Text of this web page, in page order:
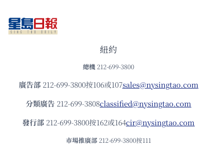
紐約
總機 212-699-3800
廣告部212-699-3800按106或107sales@nysingtao.com
分類廣告 212-699-3808classified@nysingtao.com
發⾏部 212-699-3800按162或164cir@nysingtao.com
市場推廣部 212-699-3800按111